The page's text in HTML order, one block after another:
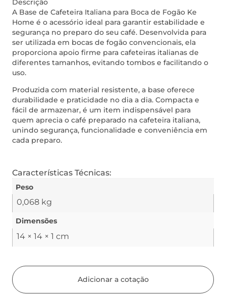
Descrição
A Base de Cafeteira Italiana para Boca de Fogão Ke
Home é o acessório ideal para garantir estabilidade e
segurança no preparo do seu café. Desenvolvida para
ser utilizada em bocas de fogão convencionais, ela
proporciona apoio firme para cafeteiras italianas de
diferentes tamanhos, evitando tombos e facilitando o
uso.
Produzida com material resistente, a base oferece
durabilidade e praticidade no dia a dia. Compacta e
fácil de armazenar, é um item indispensável para
quem aprecia o café preparado na cafeteira italiana,
unindo segurança, funcionalidade e conveniência em
cada preparo.
Características Técnicas:
Peso
0,068 kg
Dimensões
14 × 14 × 1 cm
Adicionar a cotação